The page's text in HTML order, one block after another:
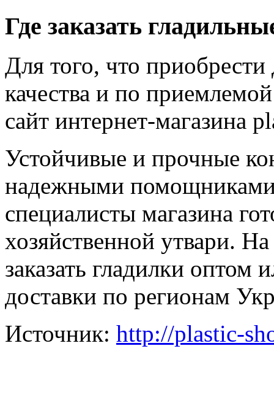
Где заказать
Для того, что
качества и по
сайт интернет-магазина
Устойчивые и прочные
надежными
специалисты магазина
хозяйственной утвари.
заказать гладилки
доставки по регионам
Источник: http://plastic-